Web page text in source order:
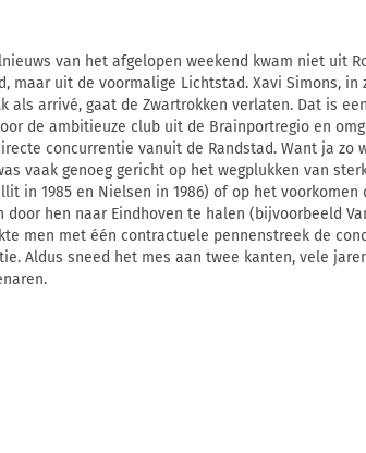
van het afgelopen weekend kwam niet uit
maar uit de voormalige Lichtstad. Xavi Simons, in
arrivé, gaat de Zwartrokken verlaten. Dat is
de ambitieuze club uit de Brainportregio en
concurrentie vanuit de Randstad. Want ja zo
vaak genoeg gericht op het wegplukken van
in 1985 en Nielsen in 1986) of op het voorkomen
door hen naar Eindhoven te halen (bijvoorbeeld
men met één contractuele pennenstreek de
Aldus sneed het mes aan twee kanten, vele